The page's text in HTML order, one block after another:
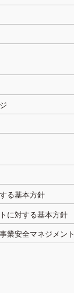
る基本方針
に対する基本方針
業安全マネジメント